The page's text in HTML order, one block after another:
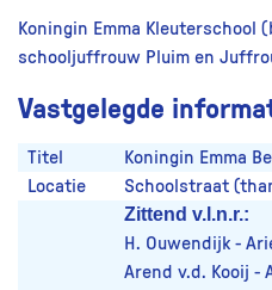
Koningin Emma Kleuterschool
schooljuffrouw Pluim en
Vastgelegde
Titel
Koningin Emma
Locatie
Schoolstraat
Zittend v.l.n.r.:
H. Ouwendijk -
Arend v.d. Kooij -